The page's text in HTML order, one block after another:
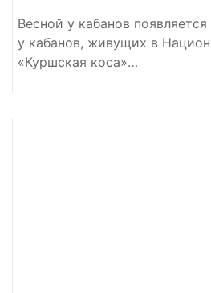
Весной у кабанов
у кабанов, живущих в
«Куршская коса»…